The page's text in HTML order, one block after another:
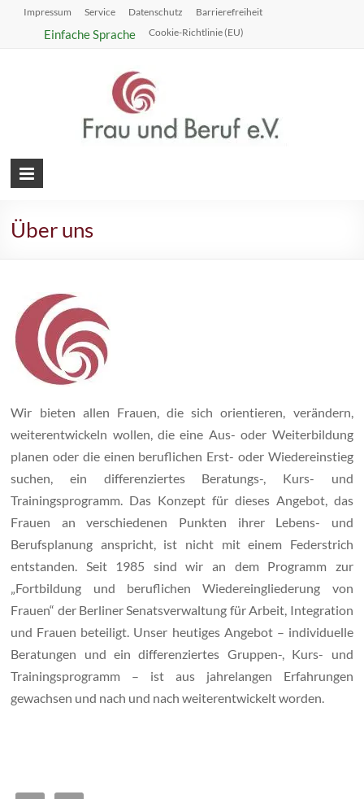
Impressum Service Datenschutz Barrierefreiheit
Einfache Sprache Cookie-Richtlinie (EU)
Frau
Beruf
Berlin
Beratung
für Frauen
beruflichen
Über uns
Wir bieten allen Frauen, die sich orientieren, verändern,
weiterentwickeln wollen, die eine Aus- oder Weiterbildung
planen oder die einen beruflichen Erst- oder Wiedereinstieg
suchen, ein differenziertes Beratungs-, Kurs- und
Trainingsprogramm. Das Konzept für dieses Angebot, das
Frauen an verschiedenen Punkten ihrer Lebens- und
Berufsplanung anspricht, ist nicht mit einem Federstrich
entstanden. Seit 1985 sind wir an dem Programm zur
„Fortbildung und beruflichen Wiedereingliederung von
Frauen“ der Berliner Senatsverwaltung für Arbeit, Integration
und Frauen beteiligt. Unser heutiges Angebot – individuelle
Beratungen und ein differenziertes Gruppen-, Kurs- und
Trainingsprogramm – ist aus jahrelangen Erfahrungen
gewachsen und nach und nach weiterentwickelt worden.